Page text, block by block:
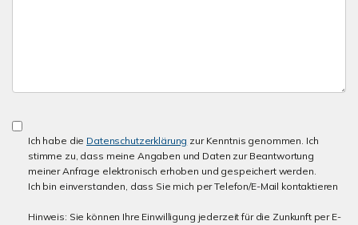
Ich habe die Datenschutzerklärung zur Kenntnis genommen. Ich
stimme zu, dass meine Angaben und Daten zur Beantwortung
meiner Anfrage elektronisch erhoben und gespeichert werden.
Ich bin einverstanden, dass Sie mich per Telefon/E-Mail kontaktieren
Hinweis: Sie können Ihre Einwilligung jederzeit für die Zunkunft per E-